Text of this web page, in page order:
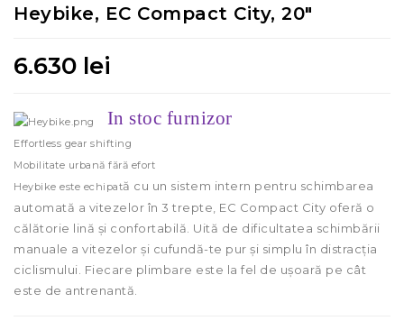
Electrice
Food
&
Tools
Heybike, EC Compact City, 20"
6.630 lei
In stoc furnizor
Effortless gear shifting
Mobilitate urbană fără efort
Heybike este echipată cu un sistem intern pentru schimbarea
automată a vitezelor în 3 trepte, EC Compact City oferă o
călătorie lină și confortabilă. Uită de dificultatea schimbării
manuale a vitezelor și cufundă-te pur și simplu în distracția
ciclismului. Fiecare plimbare este la fel de ușoară pe cât
este de antrenantă.